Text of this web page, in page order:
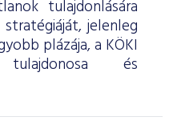
tulajdonlására
jelenleg
plázája, a KÖKI
tulajdonosa és